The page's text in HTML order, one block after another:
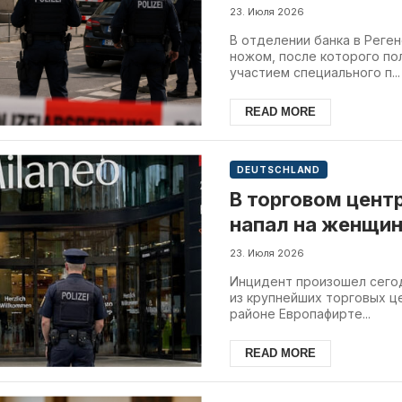
23. Июля 2026
В отделении банка в
ножом, после которого
участием специального п...
READ MORE
DEUTSCHLAND
В торговом
напал на
поджечь
23. Июля 2026
Инцидент произошел
из крупнейших торговых
районе Европафирте...
READ MORE